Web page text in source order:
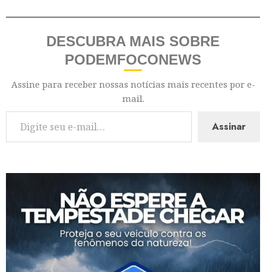
DESCUBRA MAIS SOBRE
PODEMFOCONEWS
Assine para receber nossas notícias mais recentes por e-
mail.
Assinar